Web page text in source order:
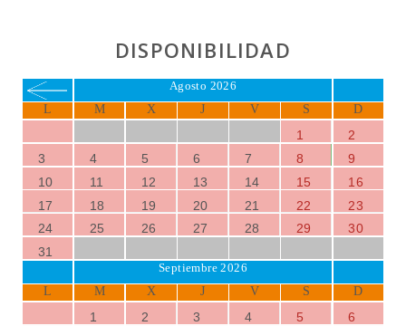
jardín da la vuelta, donde se puede jugar al
o acostarse encamas solares
sombra de los árboles.
DISPONIBILIDAD
Agosto 2026
L M X J V S D
1
2
3
4 5 6 7 8
9
10
11 12 13 14 15
16
17
18 19 20 21 22
23
24
25 26 27 28 29
30
31
Septiembre 2026
L M X J V S D
1 2 3 4 5
6